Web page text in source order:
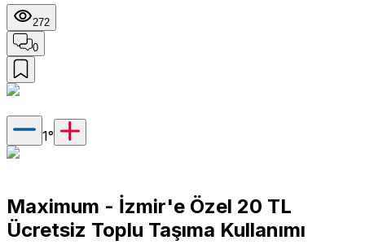
272
0
1°
Maximum - İzmir'e Özel 20 TL
Ücretsiz Toplu Taşıma Kullanımı